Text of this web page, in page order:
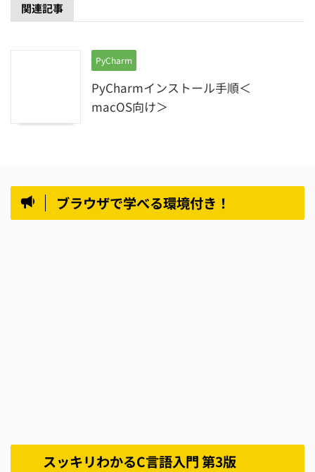
関連記事
PyCharm
PyCharmインストール手順＜
macOS向け＞
ブラウザで学べる環境付き！
スッキリわかるC言語入門 第3版